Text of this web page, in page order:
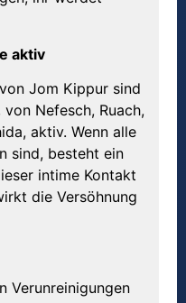
aktiv
Jom Kippur sind
Nefesch, Ruach,
aktiv. Wenn alle
sind, besteht ein
intime Kontakt
die Versöhnung
Verunreinigungen